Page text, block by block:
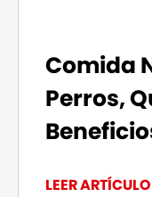
Comida
Perros,
LEER